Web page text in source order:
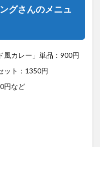
グさんのメニュ
風カレー」単品：900円
ット：1350円
円など